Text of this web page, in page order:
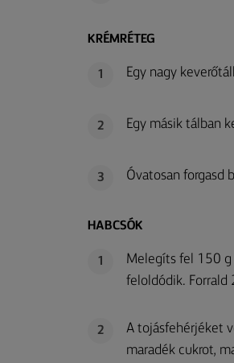
KRÉMRÉTEG
1 Egy nagy
2 Egy másik tálban
3 Óvatosan forgasd
HABCSÓK
1
Melegíts fel 150 g
feloldódik. Forrald
2
A tojásfehérjéket
maradék cukrot,